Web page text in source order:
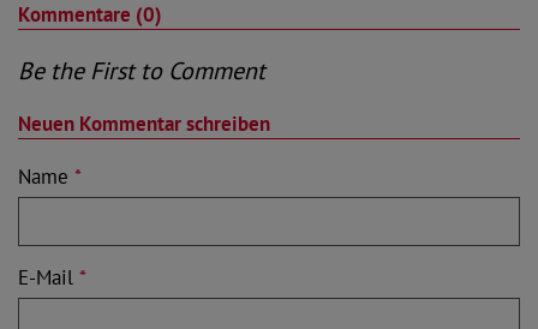
Kommentare (0)
Be the First to Comment
Neuen Kommentar schreiben
Name *
E-Mail *